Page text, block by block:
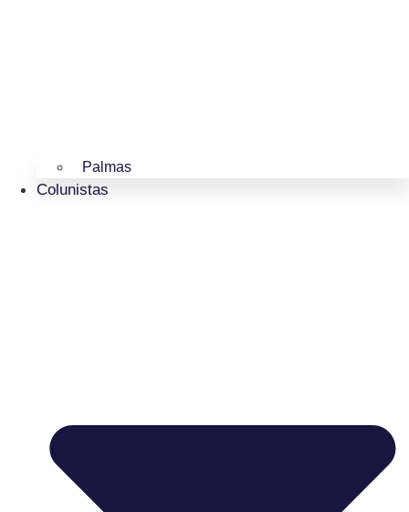
Palmas
Colunistas